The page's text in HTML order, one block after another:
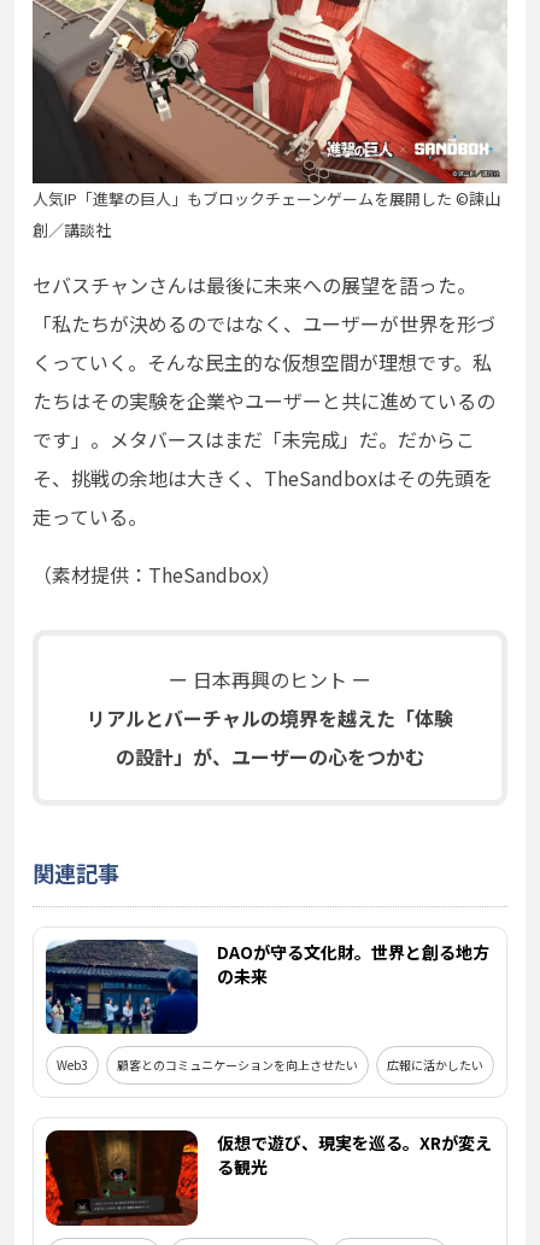
人気IP「進撃の巨人」もブロックチェーンゲームを展開した ©諫山
創／講談社
セバスチャンさんは最後に未来への展望を語った。
「私たちが決めるのではなく、ユーザーが世界を形づ
くっていく。そんな民主的な仮想空間が理想です。私
たちはその実験を企業やユーザーと共に進めているの
です」。メタバースはまだ「未完成」だ。だからこ
そ、挑戦の余地は大きく、TheSandboxはその先頭を
走っている。
（素材提供： TheSandbox）
ー 日本再興のヒント ー
リアルとバーチャルの境界を越えた「体験
の設計」が、 ユーザーの心をつかむ
関連記事
DAOが守る文化財。世界と創る地方
の未来
Web3 顧客とのコミュニケーションを向上させたい 広報に活かしたい
仮想で遊び、現実を巡る。XRが変え
る観光